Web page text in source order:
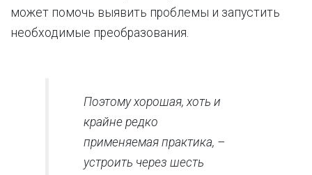
может помочь выявить проблемы и запустить
необходимые преобразования.
Поэтому хорошая, хоть и
крайне редко
применяемая практика, –
устроить через шесть